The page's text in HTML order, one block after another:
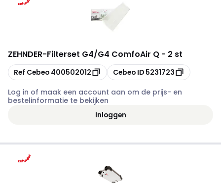
ZEHNDER-Filterset G4/G4 ComfoAir Q - 2 st
Kopiëren
Ref Cebeo 400502012 Kopiëren
Cebeo ID 5231723
Log in of maak een account aan om de prijs- en
bestelinformatie te bekijken
Inloggen